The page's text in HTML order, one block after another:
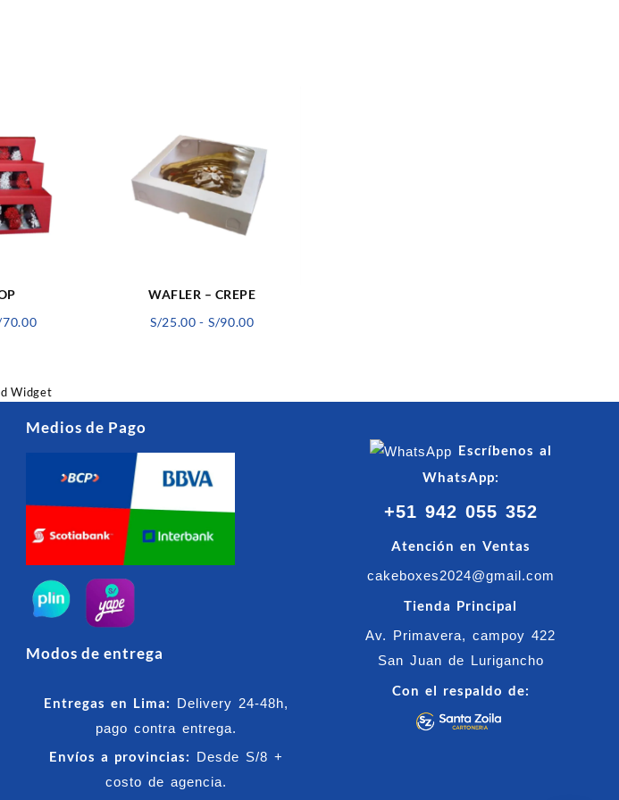
70.00Rango
S/18.00
S/70.00
WAFLER – CREPE
S/25.00 - S/90.00Rango
Widget
Medios de Pago
Modos de entrega
Entregas en Lima: Delivery 24-48h,
pago contra entrega.
Envíos a provincias: Desde S/8 +
costo de agencia.
Escríbenos al
WhatsApp:
+51 942 055 352
Atención en Ventas
cakeboxes2024@gmail.com
Tienda Principal
Av. Primavera, campoy 422
San Juan de Lurigancho
Con el respaldo de: